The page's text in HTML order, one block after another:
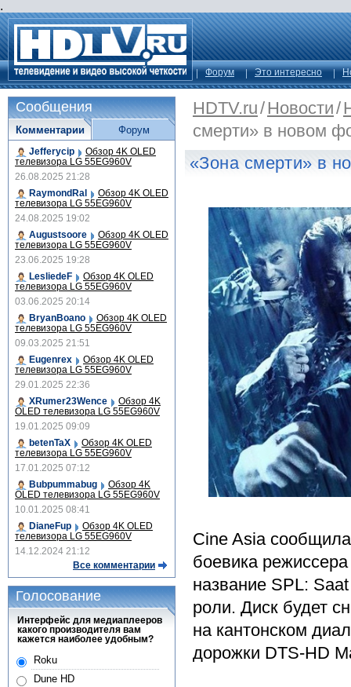
.
Форум Это интересно
HDTV.ru/Новости/
смерти» в новом
«Зона смерти» в
Cine Asia сообщила
боевика
название SPL:
роли. Диск будет
на кантонском
дорожки DTS-HD
Сообщения
Комментарии
Jefferycip Обзор 4K OLED
телевизора LG 55EG960V
26.08.2025 21:28
RaymondRal
Обзор 4K OLED
телевизора LG 55EG960V
24.08.2025 19:02
Augustsoore
Обзор 4K OLED
телевизора LG 55EG960V
23.06.2025 19:28
LesliedeF
Обзор 4K OLED
телевизора LG 55EG960V
03.06.2025 20:14
BryanBoano
Обзор 4K OLED
телевизора LG 55EG960V
09.03.2025 21:51
Eugenrex
Обзор 4K OLED
телевизора LG 55EG960V
29.01.2025 22:36
XRumer23Wence
Обзор 4K
OLED телевизора LG 55EG960V
19.01.2025 09:09
betenTaX
Обзор 4K OLED
телевизора LG 55EG960V
17.01.2025 07:12
Bubpummabug
Обзор 4K
OLED телевизора LG 55EG960V
10.01.2025 08:41
DianeFup
Обзор 4K OLED
телевизора LG 55EG960V
14.12.2024 21:12
Все комментарии
Форум
Голосование
Интерфейс для медиаплееров
какого производителя вам
кажется наиболее удобным?
Roku
Dune HD